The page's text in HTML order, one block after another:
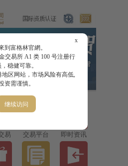
x
到富格林官網。
交易所 A1 类 100 号注册行
，稳健可靠。
区网站，市场风险有高低,
资需谨慎。
继续访问
易 交易平台 即时资讯